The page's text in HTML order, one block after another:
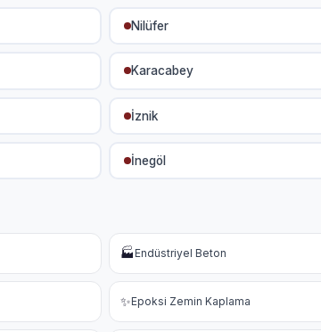
Nilüfer
Karacabey
İznik
İnegöl
🏭Endüstriyel Beton
✨Epoksi Zemin Kaplama